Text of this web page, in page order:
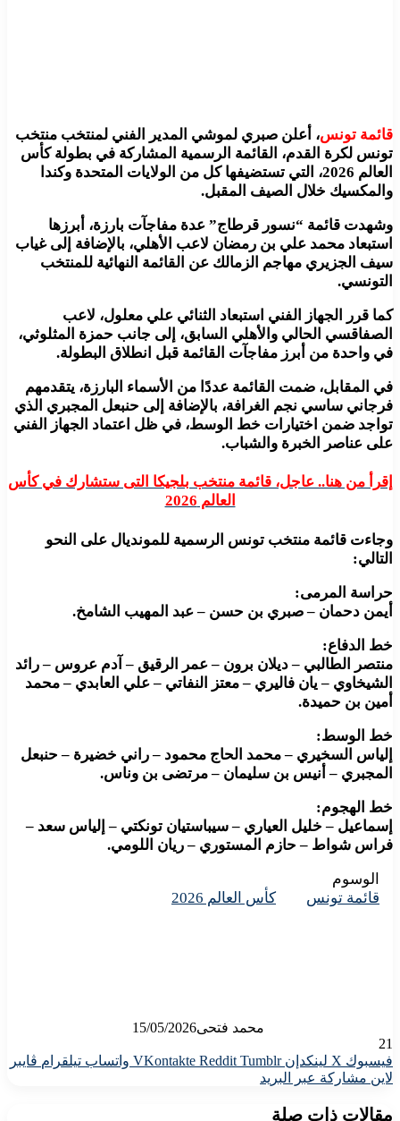
قائمة تونس، أعلن صبري لموشي المدير الفني لمنتخب منتخب
تونس لكرة القدم، القائمة الرسمية المشاركة في بطولة كأس
العالم 2026، التي تستضيفها كل من الولايات المتحدة وكندا
والمكسيك خلال الصيف المقبل.
وشهدت قائمة “نسور قرطاج” عدة مفاجآت بارزة، أبرزها
استبعاد محمد علي بن رمضان لاعب الأهلي، بالإضافة إلى غياب
سيف الجزيري مهاجم الزمالك عن القائمة النهائية للمنتخب
التونسي.
كما قرر الجهاز الفني استبعاد الثنائي علي معلول، لاعب
الصفاقسي الحالي والأهلي السابق، إلى جانب حمزة المثلوثي،
في واحدة من أبرز مفاجآت القائمة قبل انطلاق البطولة.
في المقابل، ضمت القائمة عددًا من الأسماء البارزة، يتقدمهم
فرجاني ساسي نجم الغرافة، بالإضافة إلى حنبعل المجبري الذي
تواجد ضمن اختيارات خط الوسط، في ظل اعتماد الجهاز الفني
على عناصر الخبرة والشباب.
إقرأ من هنا.. عاجل، قائمة منتخب بلجيكا التى ستشارك في كأس
العالم 2026
وجاءت قائمة منتخب تونس الرسمية للمونديال على النحو
التالي:
حراسة المرمى:
أيمن دحمان – صبري بن حسن – عبد المهيب الشامخ.
خط الدفاع:
منتصر الطالبي – ديلان برون – عمر الرقيق – آدم عروس – رائد
الشيخاوي – يان فاليري – معتز النفاتي – علي العابدي – محمد
أمين بن حميدة.
خط الوسط:
إلياس السخيري – محمد الحاج محمود – راني خضيرة – حنبعل
المجبري – أنيس بن سليمان – مرتضى بن وناس.
خط الهجوم:
إسماعيل – خليل العياري – سيباستيان تونكتي – إلياس سعد –
فراس شواط – حازم المستوري – ريان اللومي.
الوسوم
قائمة تونس
كأس العالم 2026
محمد فتحى15/05/2026
21
فيسبوك X لينكدإن واتساب تيلقرام ڤايبر
لاين مشاركة عبر البريد
مقالات ذات صلة